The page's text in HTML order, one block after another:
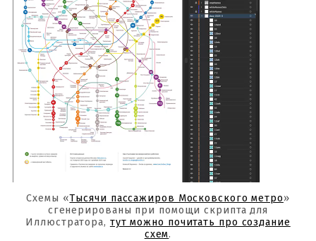
Схемы «Тысячи пассажиров Московского метро»
сгенерированы при помощи скрипта для
Иллюстратора, тут можно почитать про создание
схем.